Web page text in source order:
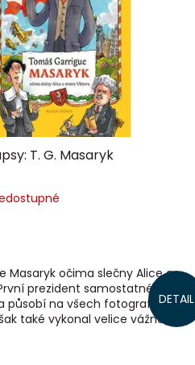
T. G. Masaryk
DETAIL
Masaryk očima slečny Alice a
prezident samostatného
působí na všech fotografiích
také vykonal velice vážné...